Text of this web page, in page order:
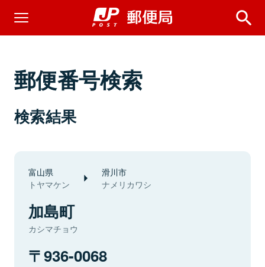
郵便番号検索
検索結果
富山県
トヤマケン
滑川市
ナメリカワシ
加島町
カシマチョウ
936-0068